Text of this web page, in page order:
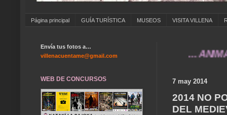
Página principal GUÍA TURÍSTICA MUSEOS VISITA VILLENA
... ANÍMATE A
7 may 2014
2014 NO
DEL
Envía tus fotos a…
villenacuentame@gmail.com
WEB DE CONCURSOS